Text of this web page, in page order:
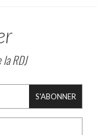
RDJ
S'ABONNER